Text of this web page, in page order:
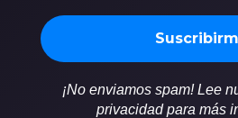
¡No enviamos spam! Lee
privacidad para más